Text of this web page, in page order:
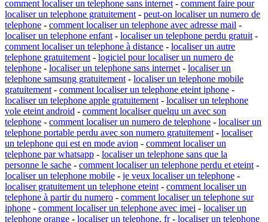
comment localiser un telephone sans internet - comment faire pour
localiser un telephone gratuitement - peut-on localiser un numero de
telephone - comment localiser un telephone avec adresse mail -
localiser un telephone enfant - localiser un telephone perdu gratuit -
comment localiser un telephone à distance - localiser un autre
telephone gratuitement - logiciel pour localiser un numero de
telephone - localiser un telephone sans internet - localiser un
telephone samsung gratuitement - localiser un telephone mobile
gratuitement - comment localiser un telephone eteint iphone -
localiser un telephone apple gratuitement - localiser un telephone
vole eteint android - comment localiser quelqu un avec son
telephone - comment localiser un numero de telephone - localiser un
telephone portable perdu avec son numero gratuitement - localiser
un telephone qui est en mode avion - comment localiser un
telephone par whatsapp - localiser un telephone sans que la
personne le sache - comment localiser un telephone perdu et eteint -
localiser un telephone mobile - je veux localiser un telephone -
localiser gratuitement un telephone eteint - comment localiser un
telephone à partir du numero - comment localiser un telephone sur
iphone - comment localiser un telephone avec imei - localiser un
telephone orange - localiser un telephone. fr- localiser un telephone